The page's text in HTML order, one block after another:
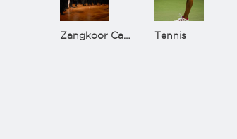
Zangkoor CantaTu Tennis